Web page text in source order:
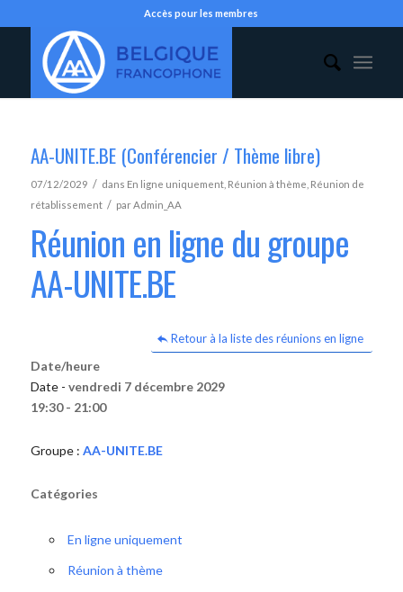
Accès pour les membres
AA-UNITE.BE (Conférencier / Thème libre)
07/12/2029 / dans En ligne uniquement, Réunion à thème Réunion de
rétablissement / parAdmin_AA
Réunion en ligne du groupe
AA-UNITE.BE
Retour à la liste des réunions en ligne
Date/heure
Date - vendredi 7 décembre 2029
19:30 - 21:00
Groupe : AA-UNITE.BE
Catégories
En ligne uniquement
Réunion à thème